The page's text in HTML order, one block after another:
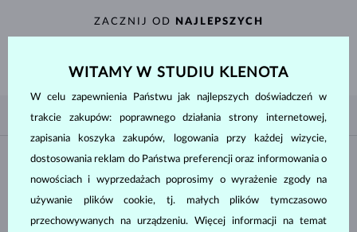
ZACZNIJ OD NAJLEPSZYCH
WEDŁUG ULUBIONYCH 6/6 FILTROWANIE
Materiał
BIAŁE ZŁOTO ŻÓŁTE ZŁOTO
RÓŻOWE ZŁOTO
WITAMY W STUDIU KLENOTA
W celu zapewnienia Państwu jak najlepszych doświadczeń w
trakcie zakupów: poprawnego działania strony internetowej,
zapisania koszyka zakupów, logowania przy każdej wizycie,
dostosowania reklam do Państwa preferencji oraz informowania o
nowościach i wyprzedażach poprosimy o wyrażenie zgody na
używanie plików cookie, tj. małych plików tymczasowo
przechowywanych na urządzeniu. Więcej informacji na temat